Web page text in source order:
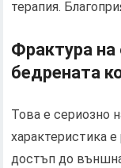
терапия.
Фрактура на
бедрената
Това е сериозно
характеристика
достъп до